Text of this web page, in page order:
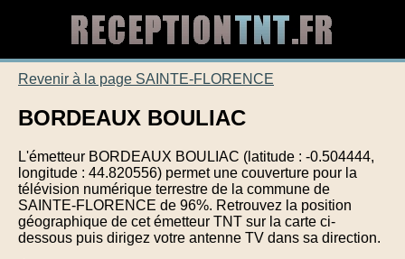
Revenir à la page SAINTE-FLORENCE
BORDEAUX BOULIAC
L'émetteur BORDEAUX BOULIAC (latitude : -0.504444,
longitude : 44.820556) permet une couverture pour la
télévision numérique terrestre de la commune de
SAINTE-FLORENCE de 96%. Retrouvez la position
géographique de cet émetteur TNT sur la carte ci-
dessous puis dirigez votre antenne TV dans sa direction.